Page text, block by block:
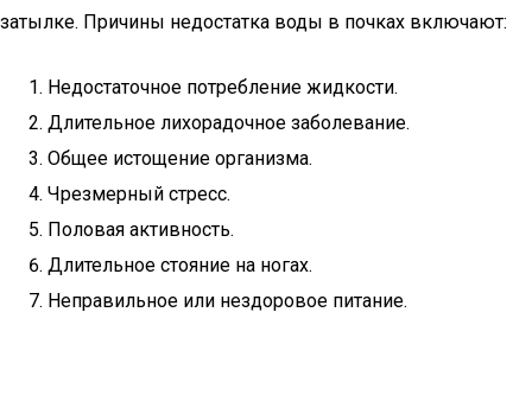
затылке. Причины недостатка воды в почках включают:
Недостаточное потребление жидкости.
Длительное лихорадочное заболевание.
Общее истощение организма.
Чрезмерный стресс.
Половая активность.
Длительное стояние на ногах.
Неправильное или нездоровое питание.